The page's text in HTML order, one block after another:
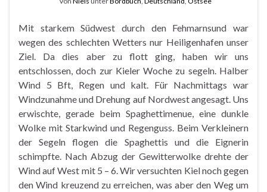
Mit starkem Südwest durch den Fehmarnsund war
wegen des schlechten Wetters nur Heiligenhafen unser
Ziel. Da dies aber zu flott ging, haben wir uns
entschlossen, doch zur Kieler Woche zu segeln. Halber
Wind 5 Bft, Regen und kalt. Für Nachmittags war
Windzunahme und Drehung auf Nordwest angesagt. Uns
erwischte, gerade beim Spaghettimenue, eine dunkle
Wolke mit Starkwind und Regenguss. Beim Verkleinern
der Segeln flogen die Spaghettis und die Eignerin
schimpfte. Nach Abzug der Gewitterwolke drehte der
Wind auf West mit 5 – 6. Wir versuchten Kiel noch gegen
den Wind kreuzend zu erreichen, was aber den Weg um